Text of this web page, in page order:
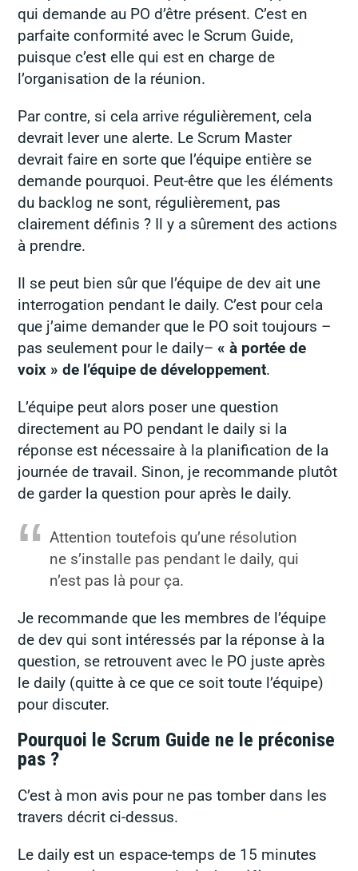
qui demande au PO d’être présent. C’est en
parfaite conformité avec le Scrum Guide,
puisque c’est elle qui est en charge de
l’organisation de la réunion.
Par contre, si cela arrive régulièrement, cela
devrait lever une alerte. Le Scrum Master
devrait faire en sorte que l’équipe entière se
demande pourquoi. Peut-être que les éléments
du backlog ne sont, régulièrement, pas
clairement définis ? Il y a sûrement des actions
à prendre.
Il se peut bien sûr que l’équipe de dev ait une
interrogation pendant le daily. C’est pour cela
que j’aime demander que le PO soit toujours –
pas seulement pour le daily–« à portée de
voix » de l’équipe de développement.
L’équipe peut alors poser une question
directement au PO pendant le daily si la
réponse est nécessaire à la planification de la
journée de travail. Sinon, je recommande plutôt
de garder la question pour après le daily.
Attention toutefois qu’une résolution
ne s’installe pas pendant le daily, qui
n’est pas là pour ça.
Je recommande que les membres de l’équipe
de dev qui sont intéressés par la réponse à la
question, se retrouvent avec le PO juste après
le daily (quitte à ce que ce soit toute l’équipe)
pour discuter.
Pourquoi le Scrum Guide ne le préconise
pas ?
C’est à mon avis pour ne pas tomber dans les
travers décrit ci-dessus.
Le daily est un espace-temps de 15 minutes